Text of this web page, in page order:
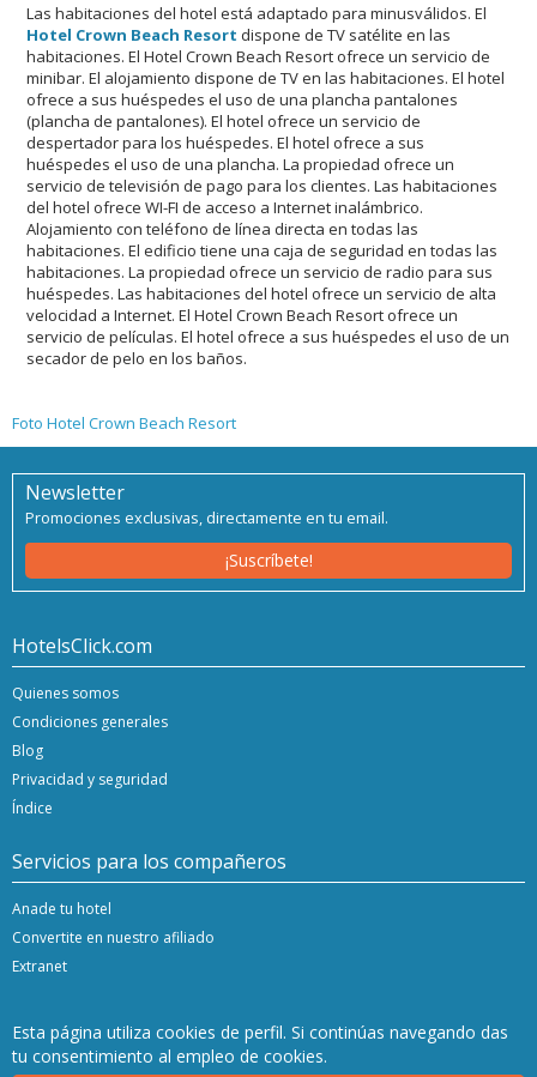
Esta página utiliza cookies de perfil. Si continúas navegando das
tu consentimiento al empleo de cookies.
Las habitaciones del hotel está adaptado para minusválidos. El
Hotel Crown Beach Resort dispone de TV satélite en las
habitaciones. El Hotel Crown Beach Resort ofrece un servicio de
minibar. El alojamiento dispone de TV en las habitaciones. El hotel
ofrece a sus huéspedes el uso de una plancha pantalones
(plancha de pantalones). El hotel ofrece un servicio de
despertador para los huéspedes. El hotel ofrece a sus
huéspedes el uso de una plancha. La propiedad ofrece un
servicio de televisión de pago para los clientes. Las habitaciones
del hotel ofrece WI-FI de acceso a Internet inalámbrico.
Alojamiento con teléfono de línea directa en todas las
habitaciones. El edificio tiene una caja de seguridad en todas las
habitaciones. La propiedad ofrece un servicio de radio para sus
huéspedes. Las habitaciones del hotel ofrece un servicio de alta
velocidad a Internet. El Hotel Crown Beach Resort ofrece un
servicio de películas. El hotel ofrece a sus huéspedes el uso de un
secador de pelo en los baños.
Foto Hotel Crown Beach Resort
Newsletter
Promociones exclusivas, directamente en tu email.
¡Suscríbete!
HotelsClick.com
Quienes somos
Condiciones generales
Blog
Privacidad y seguridad
Índice
Servicios para los compañeros
Anade tu hotel
Convertite en nuestro afiliado
Extranet